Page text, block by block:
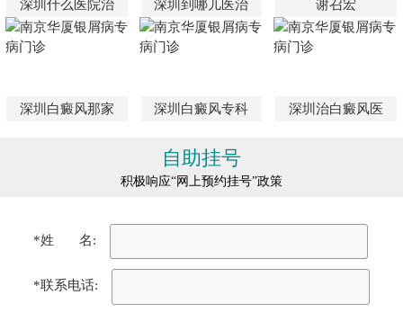
深圳什么医院治 深圳到哪儿医治 谢召宏
深圳白癜风那家 深圳白癜风专科 深圳治白癜风医
自助挂号
积极响应“网上预约挂号”政策
*姓 名:
*联系电话: